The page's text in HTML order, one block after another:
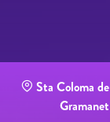
Sta Coloma de
Gramanet